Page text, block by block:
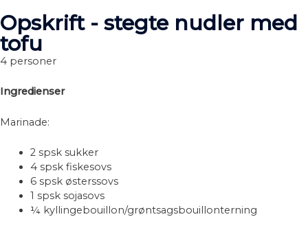
Opskrift - stegte nudler med
tofu
4 personer
Ingredienser
Marinade:
2 spsk sukker
4 spsk fiskesovs
6 spsk østerssovs
1 spsk sojasovs
¼ kyllingebouillon/grøntsagsbouillonterning